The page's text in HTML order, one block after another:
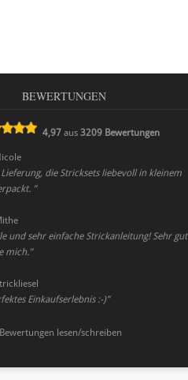
BEWERTUNGEN
4,97 aus3209 Bewertungen
die Stricksets liebevoll in kleinem
”
und sehr einfache Strickanleitung! Sehr gut
mich.”
Einkaufserlebnis :-)”
Bewertungen lesen/schreiben